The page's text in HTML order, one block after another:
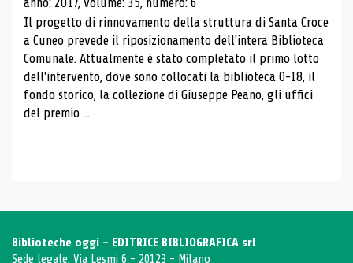
anno: 2017, volume: 35, numero: 6
Il progetto di rinnovamento della struttura di Santa Croce
a Cuneo prevede il riposizionamento dell'intera Biblioteca
Comunale. Attualmente è stato completato il primo lotto
dell'intervento, dove sono collocati la biblioteca 0-18, il
fondo storico, la collezione di Giuseppe Peano, gli uffici
del premio ...
Biblioteche oggi - EDITRICE BIBLIOGRAFICA srl
Sede legale: Via Lesmi 6 - 20123 - Milano